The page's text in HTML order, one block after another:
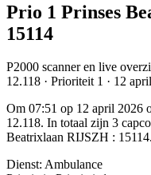
Prio 1 Prinses
15114
P2000 scanner en live
12.118 · Prioriteit 1 · 12
Om 07:51 op 12 april 2026
12.118. In totaal zijn 3
Beatrixlaan RIJSZH : 15114.
Dienst: Ambulance